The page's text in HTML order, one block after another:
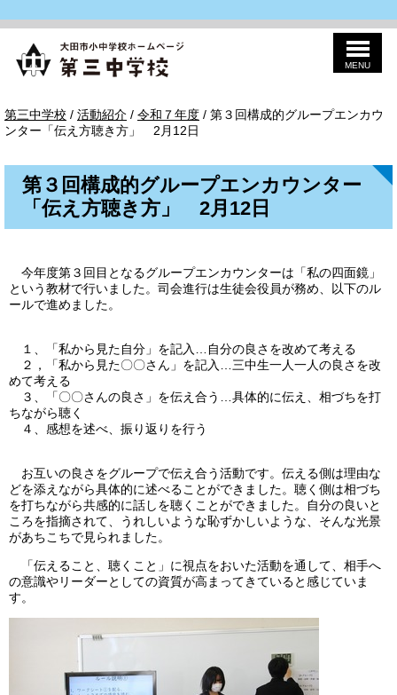
三
MENU
現
在
位
置：
第三中学校 / 活動紹介 / 令和７年度 / 第３回構成的グループエンカウ
ンター「伝え方聴き方」 2月12日
第３回構成的グループエンカウンター
「伝え方聴き方」 2月12日
今年度第３回目となるグループエンカウンターは「私の四面鏡」
という教材で行いました。司会進行は生徒会役員が務め、以下のル
ールで進めました。
１、「私から見た自分」を記入…自分の良さを改めて考える
２，「私から見た〇〇さん」を記入…三中生一人一人の良さを改
めて考える
３、「〇〇さんの良さ」を伝え合う…具体的に伝え、相づちを打
ちながら聴く
４、感想を述べ、振り返りを行う
お互いの良さをグループで伝え合う活動です。伝える側は理由な
どを添えながら具体的に述べることができました。聴く側は相づち
を打ちながら共感的に話しを聴くことができました。自分の良いと
ころを指摘されて、うれしいような恥ずかしいような、そんな光景
があちこちで見られました。
「伝えること、聴くこと」に視点をおいた活動を通して、相手へ
の意識やリーダーとしての資質が高まってきていると感じていま
す。